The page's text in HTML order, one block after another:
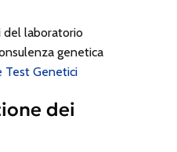
del laboratorio
genetica
Test Genetici
dei